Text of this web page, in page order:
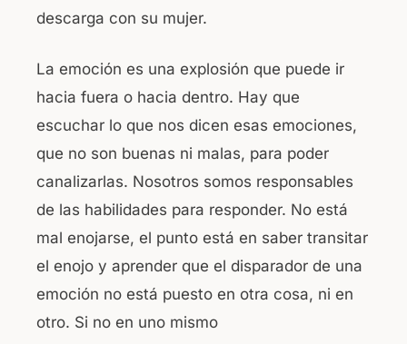
descarga con su mujer.
La emoción es una explosión que puede ir
hacia fuera o hacia dentro. Hay que
escuchar lo que nos dicen esas emociones,
que no son buenas ni malas, para poder
canalizarlas. Nosotros somos responsables
de las habilidades para responder. No está
mal enojarse, el punto está en saber transitar
el enojo y aprender que el disparador de una
emoción no está puesto en otra cosa, ni en
otro. Si no en uno mismo